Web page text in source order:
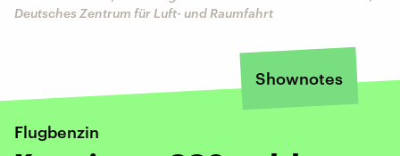
Deutsches Zentrum für Luft- und Raumfahrt
Shownotes
Flugbenzin